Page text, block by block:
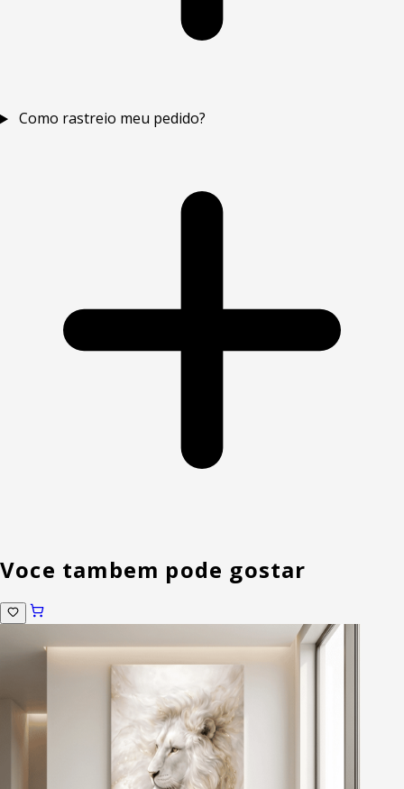
Como rastreio meu pedido?
Voce tambem pode gostar